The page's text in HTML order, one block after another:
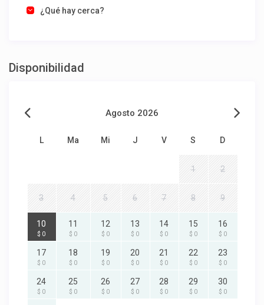
¿Qué hay cerca?
Disponibilidad
Agosto 2026
L Ma Mi J V S D
1 2
3 4 5 6 7 8 9
10
$ 0
11
$ 0
12
$ 0
13
$ 0
14
$ 0
15
$ 0
16
$ 0
17
$ 0
18
$ 0
19
$ 0
20
$ 0
21
$ 0
22
$ 0
23
$ 0
24
$ 0
25
$ 0
26
$ 0
27
$ 0
28
$ 0
29
$ 0
30
$ 0